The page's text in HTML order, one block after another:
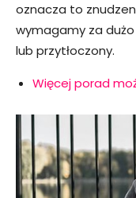
oznacza to
wymagamy za
lub przytłoczony.
Więcej porad